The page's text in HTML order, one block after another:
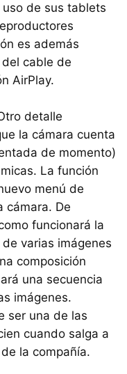
de sus tablets
es además
cable de
AirPlay.
detalle
la cámara cuenta
de momento)
La función
menú de
cámara. De
funcionará la
varias imágenes
composición
una secuencia
imágenes.
ser una de las
cuando salga a
la compañía.